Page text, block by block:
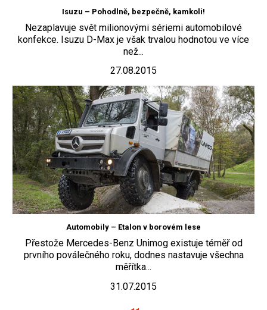
Isuzu – Pohodlně, bezpečně, kamkoli!
Nezaplavuje svět milionovými sériemi automobilové
konfekce. Isuzu D-Max je však trvalou hodnotou ve více
než...
27.08.2015
Automobily – Etalon v borovém lese
Přestože Mercedes-Benz Unimog existuje téměř od
prvního poválečného roku, dodnes nastavuje všechna
měřítka...
31.07.2015